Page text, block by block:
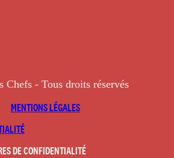
Chefs - Tous droits réservés
MENTIONS LÉGALES
DE CONFIDENTIALITÉ